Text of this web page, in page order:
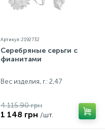
Артикул: 2192732
Серебряные серьги с
фианитами
Вес изделия, г.: 2,47
4 115.90 грн
1 148 грн /шт.